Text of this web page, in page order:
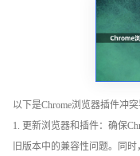
以下是Chrome浏览器插件冲
1. 更新浏览器和插件：确保
旧版本中的兼容性问题。同